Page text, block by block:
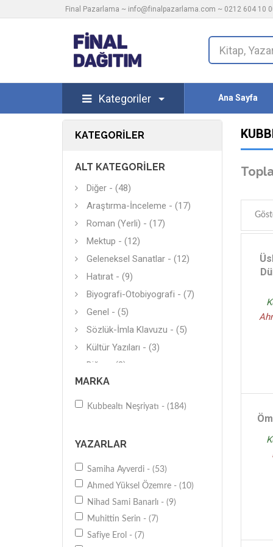
Final Pazarlama ~ info@finalpazarlama.com ~ 0212 604 10
Kategoriler Ana Sayfa
KATEGORILER
ALT KATEGORILER
Diğer - (48)
Araştırma-İnceleme - (17)
Roman (Yerli) - (17)
Mektup - (12)
Geleneksel Sanatlar - (12)
Hatırat - (9)
Biyografi-Otobiyografi - (7)
Genel - (5)
Sözlük-İmla Klavuzu - (5)
Kültür Yazıları - (3)
Diğer - (3)
Anı-Yaşam - (3)
Diğer - (3)
Türk-Osmanlı - (2)
Mitoloji - (2)
Mimari - (2)
Kaynakça (Bibliyografi) - (2)
Araştırma-İnceleme - (2)
MARKA
Kubbealtı Neşriyatı - (184)
YAZARLAR
Samiha Ayverdi - (53)
Ahmed Yüksel Özemre - (10)
Nihad Sami Banarlı - (9)
Muhittin Serin - (7)
Safiye Erol - (7)